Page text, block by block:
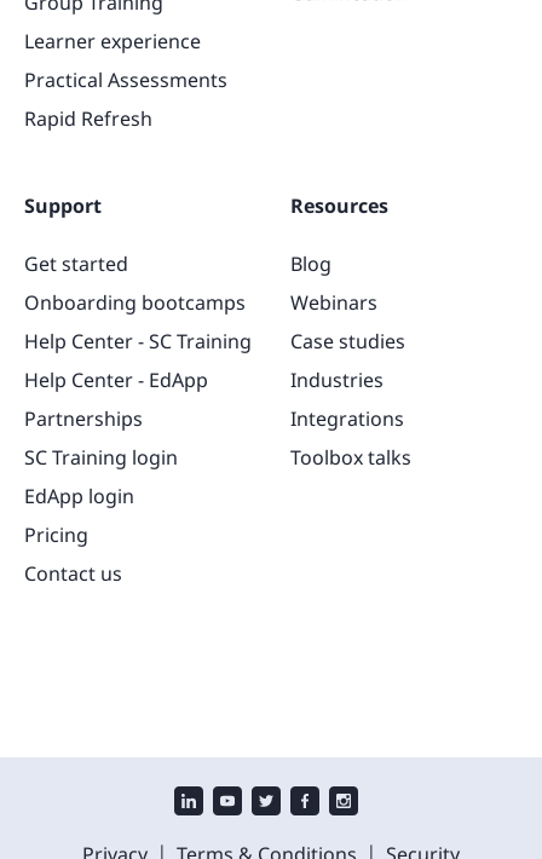
Learner experience
Practical Assessments
Rapid Refresh
Support
Get started
Onboarding bootcamps
Help Center - SC Training
Help Center - EdApp
Partnerships
SC Training login
EdApp login
Pricing
Contact us
Resources
Blog
Webinars
Case studies
Industries
Integrations
Toolbox talks
Privacy | Terms & Conditions | Security